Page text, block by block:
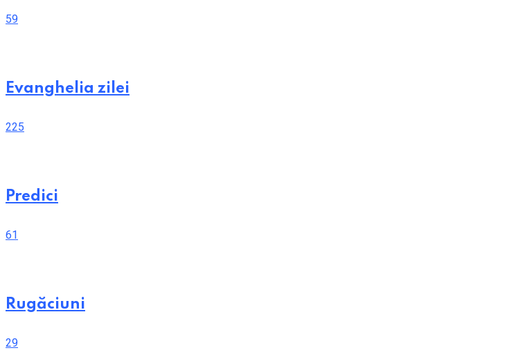
59
Evanghelia zilei
225
Predici
61
Rugăciuni
29